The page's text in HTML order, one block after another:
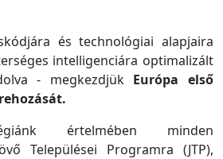
és technológiai alapjaira
intelligenciára optimalizált
- megkezdjük Európa első
értelmében minden
Települései Programra (JTP),